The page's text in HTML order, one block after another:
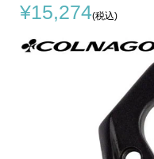
¥15,274(税込)